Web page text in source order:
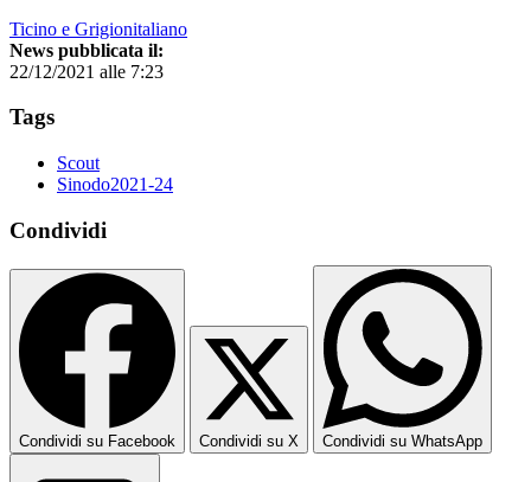
Ticino e Grigionitaliano
News pubblicata il:
22/12/2021 alle 7:23
Tags
Scout
Sinodo2021-24
Condividi
Condividi su Facebook Condividi su X Condividi su WhatsApp